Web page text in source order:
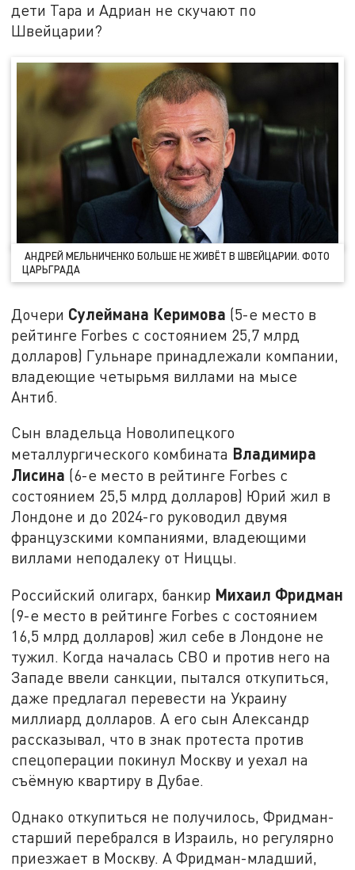
дети Тара и Адриан не скучают по
Швейцарии?
АНДРЕЙ МЕЛЬНИЧЕНКО БОЛЬШЕ НЕ ЖИВЁТ В ШВЕЙЦАРИИ. ФОТО
ЦАРЬГРАДА
Дочери Сулеймана Керимова (5-е место в
рейтинге Forbes с состоянием 25,7 млрд
долларов) Гульнаре принадлежали компании,
владеющие четырьмя виллами на мысе
Антиб.
Сын владельца Новолипецкого
металлургического комбината Владимира
Лисина (6-е место в рейтинге Forbes с
состоянием 25,5 млрд долларов) Юрий жил в
Лондоне и до 2024-го руководил двумя
французскими компаниями, владеющими
виллами неподалеку от Ниццы.
Российский олигарх, банкир Михаил Фридман
(9-е место в рейтинге Forbes с состоянием
16,5 млрд долларов) жил себе в Лондоне не
тужил. Когда началась СВО и против него на
Западе ввели санкции, пытался откупиться,
даже предлагал перевести на Украину
миллиард долларов. А его сын Александр
рассказывал, что в знак протеста против
спецоперации покинул Москву и уехал на
съёмную квартиру в Дубае.
Однако откупиться не получилось, Фридман-
старший перебрался в Израиль, но регулярно
приезжает в Москву. А Фридман-младший,